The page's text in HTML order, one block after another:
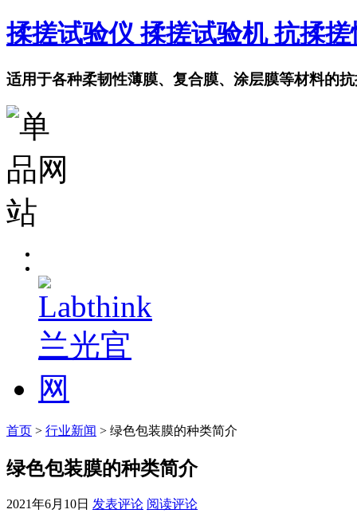
揉搓试验仪 揉搓试验机 抗揉
适用于各种柔韧性薄膜、复合膜、涂层膜等材料的
首页 > 行业新闻 > 绿色包装膜的种类简介
绿色包装膜的种类简介
2021年6月10日 发表评论 阅读评论